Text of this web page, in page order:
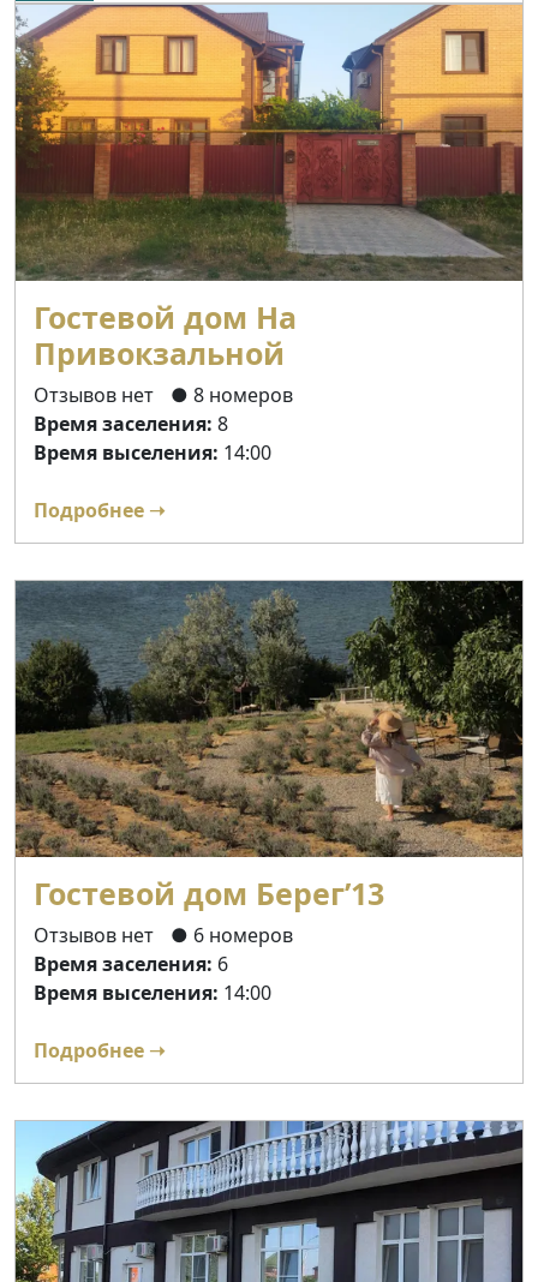
Гостевой дом На
Привокзальной
Отзывов нет
● 8 номеров
Время заселения: 8
Время выселения: 14:00
Подробнее ➝
Гостевой дом Берег’13
Отзывов нет
● 6 номеров
Время заселения: 6
Время выселения: 14:00
Подробнее ➝